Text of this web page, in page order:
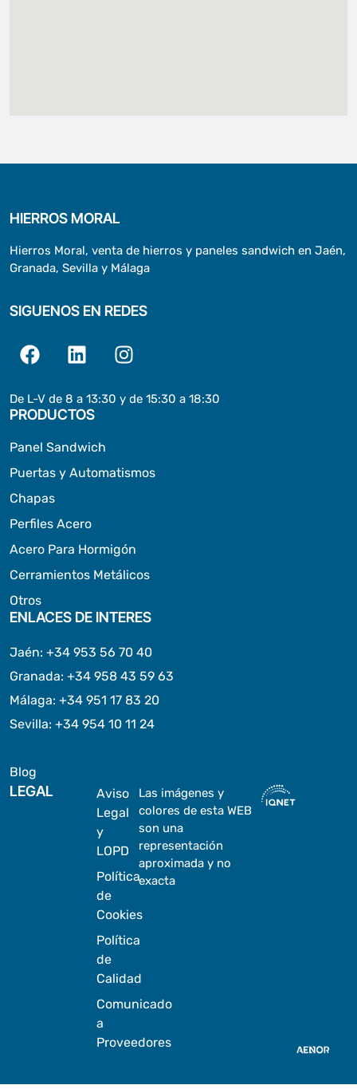
HIERROS MORAL
Hierros Moral, venta de hierros y paneles sandwich en Jaén,
Granada, Sevilla y Málaga
SIGUENOS EN REDES
De L-V de 8 a 13:30 y de 15:30 a 18:30
PRODUCTOS
Panel Sandwich
Puertas y Automatismos
Chapas
Perfiles Acero
Acero Para Hormigón
Cerramientos Metálicos
Otros
ENLACES DE INTERES
Jaén: +34 953 56 70 40
Granada: +34 958 43 59 63
Málaga: +34 951 17 83 20
Sevilla: +34 954 10 11 24
Blog
LEGAL
Aviso
Legal
y
LOPD
Política
de
Cookies
Política
de
Calidad
Comunicado
a
Proveedores
Las imágenes y
colores de esta WEB
son una
representación
aproximada y no
exacta